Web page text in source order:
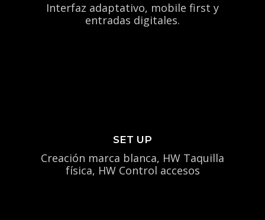
Interfaz adaptativo, mobile first y
entradas digitales.
SET UP
Creación marca blanca, HW Taquilla
física, HW Control accesos